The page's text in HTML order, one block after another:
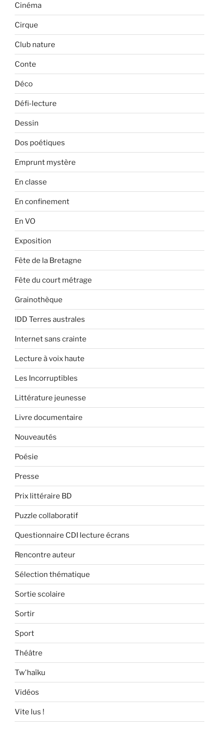
Cinéma
Cirque
Club nature
Conte
Déco
Défi-lecture
Dessin
Dos poétiques
Emprunt mystère
En classe
En confinement
En VO
Exposition
Fête de la Bretagne
Fête du court métrage
Grainothèque
IDD Terres australes
Internet sans crainte
Lecture à voix haute
Les Incorruptibles
Littérature jeunesse
Livre documentaire
Nouveautés
Poésie
Presse
Prix littéraire BD
Puzzle collaboratif
Questionnaire CDI lecture écrans
Rencontre auteur
Sélection thématique
Sortie scolaire
Sortir
Sport
Théâtre
Tw'haïku
Vidéos
Vite lus !